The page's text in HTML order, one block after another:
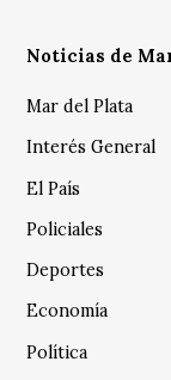
Noticias de
Mar del Plata
Interés General
El País
Policiales
Deportes
Economía
Política